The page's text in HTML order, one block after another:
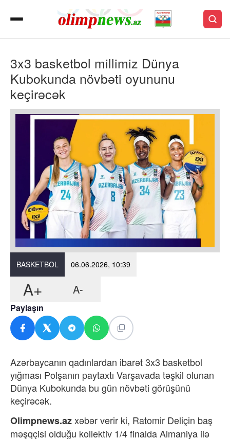
3x3 basketbol millimiz Dünya
Kubokunda növbəti oyununu
keçirəcək
BASKETBOL 06.06.2026, 10:39
A+ A-
Paylaşın
Azərbaycanın qadınlardan ibarət 3x3 basketbol
yığması Polşanın paytaxtı Varşavada təşkil olunan
Dünya Kubokunda bu gün növbəti görüşünü
keçirəcək.
Olimpnews.azxəbər verir ki, Ratomir Deliçin baş
məşqçisi olduğu kollektiv 1/4 finalda Almaniya ilə